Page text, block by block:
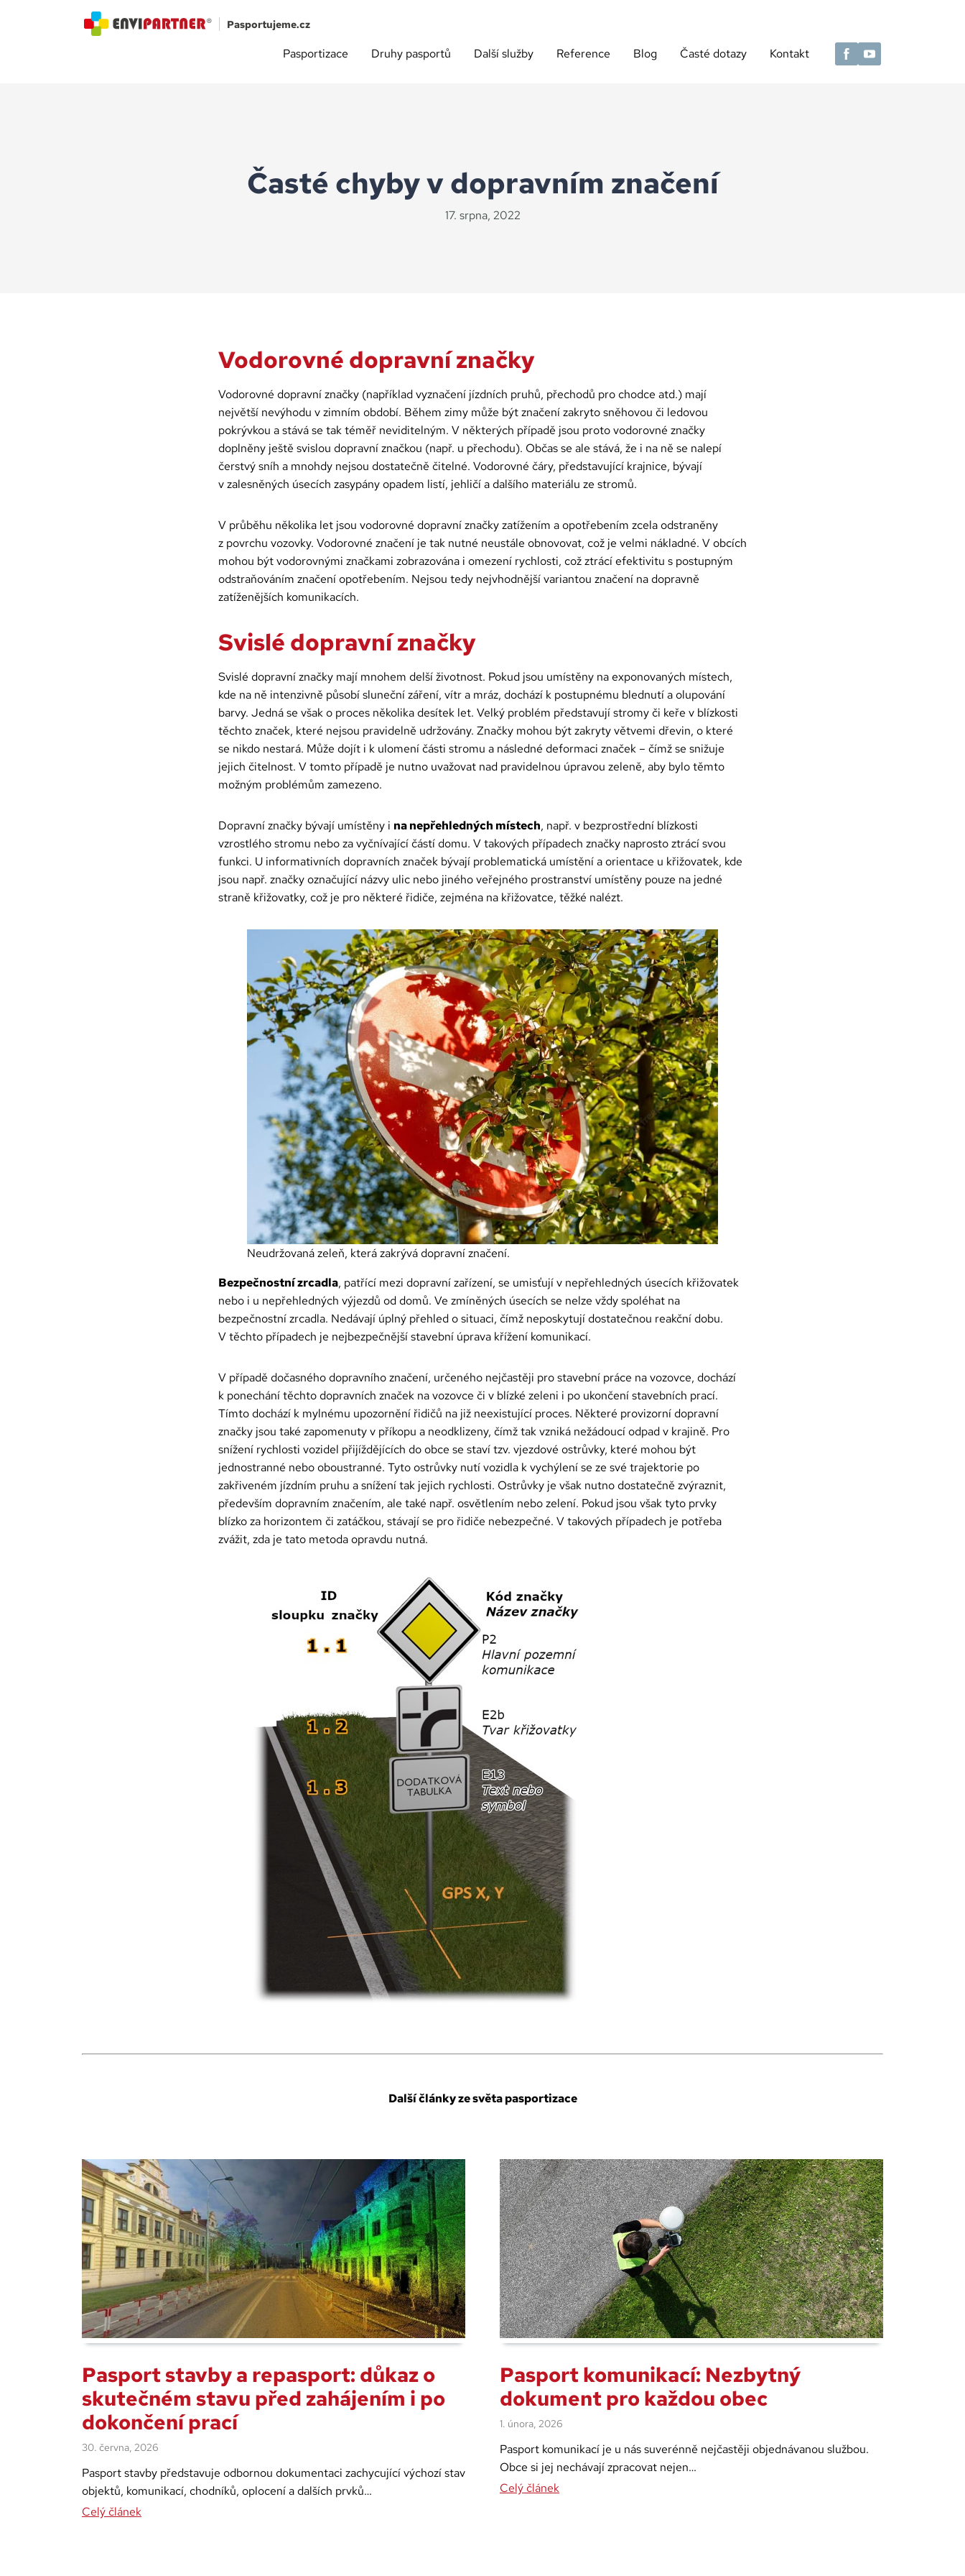
Pasportujeme.cz
Pasportizace Druhy pasportů Další služby Reference Blog Časté dotazy Kontakt
Časté chyby v dopravním značení
17. srpna, 2022
Vodorovné dopravní značky
Vodorovné dopravní značky (například vyznačení jízdních pruhů, přechodů pro chodce atd.) mají
největší nevýhodu v zimním období. Během zimy může být značení zakryto sněhovou či ledovou
pokrývkou a stává se tak téměř neviditelným. V některých případě jsou proto vodorovné značky
doplněny ještě svislou dopravní značkou (např. u přechodu). Občas se ale stává, že i na ně se nalepí
čerstvý sníh a mnohdy nejsou dostatečně čitelné. Vodorovné čáry, představující krajnice, bývají
v zalesněných úsecích zasypány opadem listí, jehličí a dalšího materiálu ze stromů.
V průběhu několika let jsou vodorovné dopravní značky zatížením a opotřebením zcela odstraněny
z povrchu vozovky. Vodorovné značení je tak nutné neustále obnovovat, což je velmi nákladné. V obcích
mohou být vodorovnými značkami zobrazována i omezení rychlosti, což ztrácí efektivitu s postupným
odstraňováním značení opotřebením. Nejsou tedy nejvhodnější variantou značení na dopravně
zatíženějších komunikacích.
Svislé dopravní značky
Svislé dopravní značky mají mnohem delší životnost. Pokud jsou umístěny na exponovaných místech,
kde na ně intenzivně působí sluneční záření, vítr a mráz, dochází k postupnému blednutí a olupování
barvy. Jedná se však o proces několika desítek let. Velký problém představují stromy či keře v blízkosti
těchto značek, které nejsou pravidelně udržovány. Značky mohou být zakryty větvemi dřevin, o které
se nikdo nestará. Může dojít i k ulomení části stromu a následné deformaci značek – čímž se snižuje
jejich čitelnost. V tomto případě je nutno uvažovat nad pravidelnou úpravou zeleně, aby bylo těmto
možným problémům zamezeno.
Dopravní značky bývají umístěny i na nepřehledných místech, např. v bezprostřední blízkosti
vzrostlého stromu nebo za vyčnívající částí domu. V takových případech značky naprosto ztrácí svou
funkci. U informativních dopravních značek bývají problematická umístění a orientace u křižovatek, kde
jsou např. značky označující názvy ulic nebo jiného veřejného prostranství umístěny pouze na jedné
straně křižovatky, což je pro některé řidiče, zejména na křižovatce, těžké nalézt.
Neudržovaná zeleň, která zakrývá dopravní značení.
Bezpečnostní zrcadla, patřící mezi dopravní zařízení, se umisťují v nepřehledných úsecích křižovatek
nebo i u nepřehledných výjezdů od domů. Ve zmíněných úsecích se nelze vždy spoléhat na
bezpečnostní zrcadla. Nedávají úplný přehled o situaci, čímž neposkytují dostatečnou reakční dobu.
V těchto případech je nejbezpečnější stavební úprava křížení komunikací.
V případě dočasného dopravního značení, určeného nejčastěji pro stavební práce na vozovce, dochází
k ponechání těchto dopravních značek na vozovce či v blízké zeleni i po ukončení stavebních prací.
Tímto dochází k mylnému upozornění řidičů na již neexistující proces. Některé provizorní dopravní
značky jsou také zapomenuty v příkopu a neodklizeny, čímž tak vzniká nežádoucí odpad v krajině. Pro
snížení rychlosti vozidel přijíždějících do obce se staví tzv. vjezdové ostrůvky, které mohou být
jednostranné nebo oboustranné. Tyto ostrůvky nutí vozidla k vychýlení se ze své trajektorie po
zakřiveném jízdním pruhu a snížení tak jejich rychlosti. Ostrůvky je však nutno dostatečně zvýraznit,
především dopravním značením, ale také např. osvětlením nebo zelení. Pokud jsou však tyto prvky
blízko za horizontem či zatáčkou, stávají se pro řidiče nebezpečné. V takových případech je potřeba
zvážit, zda je tato metoda opravdu nutná.
Další články ze světa pasportizace
Pasport stavby a repasport: důkaz o
skutečném stavu před zahájením i po
dokončení prací
30. června, 2026
Pasport stavby představuje odbornou dokumentaci zachycující výchozí stav
objektů, komunikací, chodníků, oplocení a dalších prvků…
Celý článek
Pasport komunikací: Nezbytný
dokument pro každou obec
1. února, 2026
Pasport komunikací je u nás suverénně nejčastěji objednávanou službou.
Obce si jej nechávají zpracovat nejen…
Celý článek